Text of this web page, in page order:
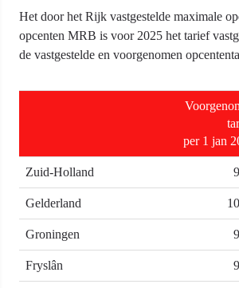
motorrijtuigenbelasting
Terug
navigatie
Provinciale
lastendruk
m.b.t.
opcenten
Het door het Rijk vastgestelde maximale
opcenten MRB is voor 2025 het tarief
de vastgestelde en voorgenomen
per 1 jan
Zuid-Holland
Gelderland
Groningen
Fryslân